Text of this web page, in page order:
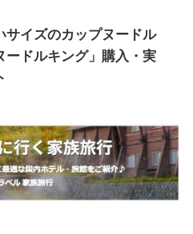
サイズのカップヌードル
ードルキング」購入・実